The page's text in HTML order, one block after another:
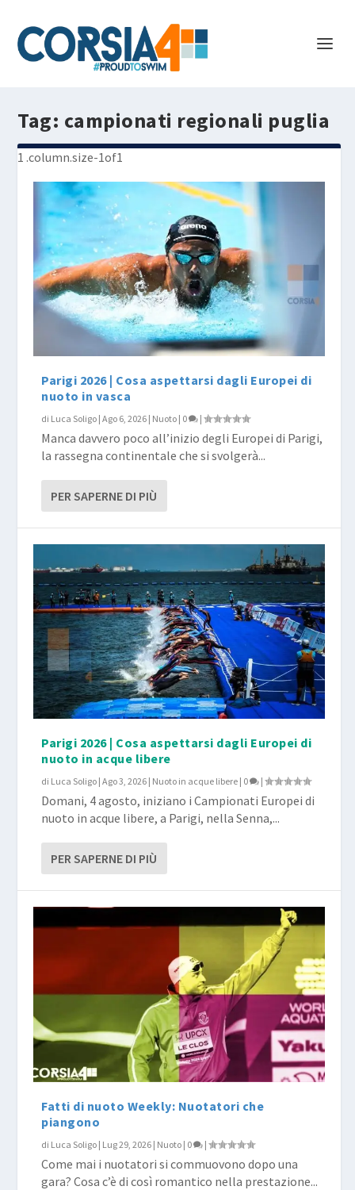
Tag: campionati regionali puglia
Parigi 2026 | Cosa aspettarsi dagli Europei di
nuoto in vasca
di Luca Soligo |Ago 6, 2026 | Nuoto | 0 |
Manca davvero poco all’inizio degli Europei di Parigi,
la rassegna continentale che si svolgerà...
PER SAPERNE DI PIÙ
Parigi 2026 | Cosa aspettarsi dagli Europei di
nuoto in acque libere
di Luca Soligo |Ago 3, 2026 | Nuoto in acque libere | 0 |
Domani, 4 agosto, iniziano i Campionati Europei di
nuoto in acque libere, a Parigi, nella Senna,...
PER SAPERNE DI PIÙ
Fatti di nuoto Weekly: Nuotatori che
piangono
di Luca Soligo | Lug 29, 2026 | Nuoto | 0 |
Come mai i nuotatori si commuovono dopo una
gara? Cosa c’è di così romantico nella prestazione...